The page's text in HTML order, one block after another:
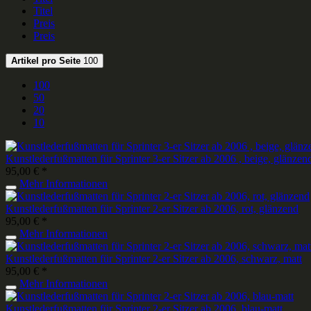
Titel
Preis
Preis
Artikel pro Seite 100
100
50
20
10
Kunstlederfußmatten für Sprinter 3-er Sitzer ab 2006 , beige,
95,00 € *
Mehr Informationen
Kunstlederfußmatten für Sprinter 2-er Sitzer ab 2006, rot, glänzend
95,00 € *
Mehr Informationen
Kunstlederfußmatten für Sprinter 2-er Sitzer ab 2006, schwarz, matt
95,00 € *
Mehr Informationen
Kunstlederfußmatten für Sprinter 2-er Sitzer ab 2006, blau-matt